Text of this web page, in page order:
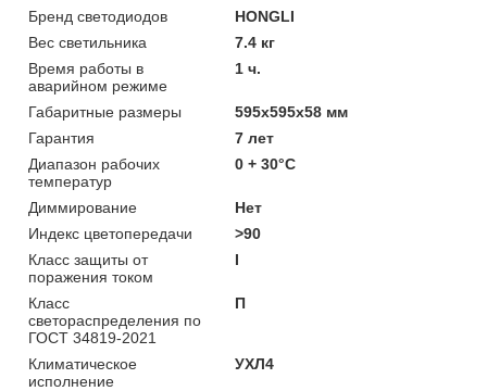
Бренд светодиодов
HONGLI
Вес светильника
7.4 кг
Время работы в
аварийном режиме
1 ч.
Габаритные размеры
595х595х58 мм
Гарантия
7 лет
Диапазон рабочих
температур
0 + 30°C
Диммирование
Нет
Индекс цветопередачи
>90
Класс защиты от
поражения током
I
Класс
светораспределения по
ГОСТ 34819-2021
П
Климатическое
исполнение
УХЛ4